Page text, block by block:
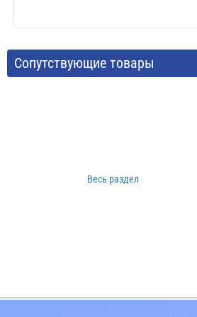
Сопутствующие товары
Весь раздел